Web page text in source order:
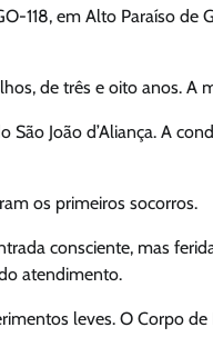
118, em Alto Paraíso de
de três e oito anos. A
João d’Aliança. A
os primeiros socorros.
consciente, mas
atendimento.
leves. O Corpo